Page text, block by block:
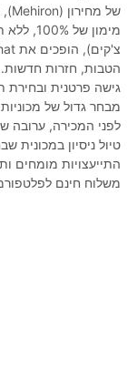
של מחירון (Mehiron), בתמורה לחדש יותר.
הטבות, חזרות חדשות.
גישה פרטנית ובחירת
מבחר גדול של
לפני המכירה, ערובה
טיול ניסיון במכונית
התייעצויות מומחים
משלוח חינם